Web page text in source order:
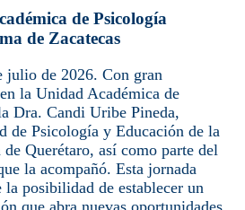
de Psicología
de Zacatecas
julio de 2026. Con gran
la Unidad Académica de
Dra. Candi Uribe Pineda,
de Psicología y Educación de la
Querétaro, así como parte del
la acompañó. Esta jornada
posibilidad de establecer un
que abra nuevas oportunidades